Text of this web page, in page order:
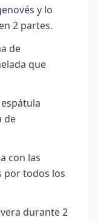
y lo
2 partes.
de
que
de
con las
por todos los
durante 2